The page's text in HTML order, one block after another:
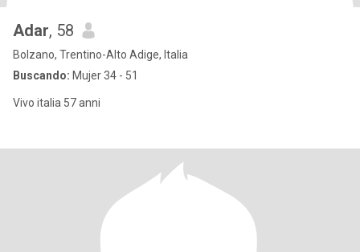
Adar, 58
Bolzano, Trentino-Alto Adige, Italia
Buscando: Mujer 34 - 51
Vivo italia 57 anni